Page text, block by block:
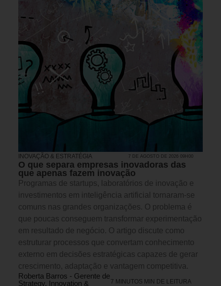
INOVAÇÃO & ESTRATÉGIA 7 DE AGOSTO DE 2026 09H00
O que separa empresas inovadoras das
que apenas fazem inovação
Programas de startups, laboratórios de inovação e
investimentos em inteligência artificial tornaram-se
comuns nas grandes organizações. O problema é
que poucas conseguem transformar experimentação
em resultado de negócio. O artigo discute como
estruturar processos que convertam conhecimento
externo em decisões estratégicas capazes de gerar
crescimento, adaptação e vantagem competitiva.
Roberta Barros - Gerente de
Strategy, Innovation &
7 MINUTOS MIN DE LEITURA